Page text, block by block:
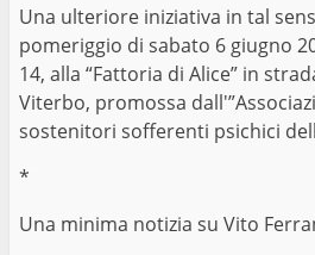
Una ulteriore iniziativa in tal
pomeriggio di sabato 6 giugno
14, alla “Fattoria di Alice” in
Viterbo, promossa
sostenitori sofferenti psichici
*
Una minima notizia su Vito